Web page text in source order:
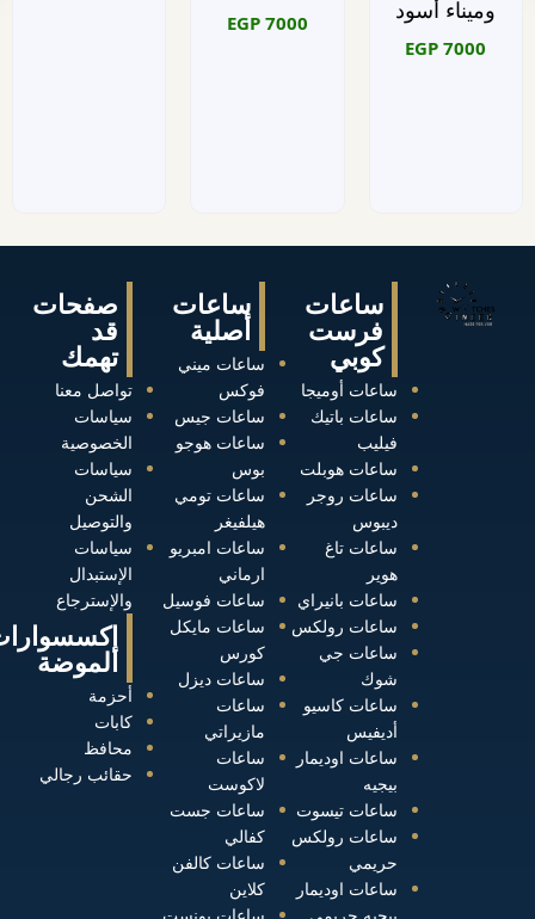
وميناء أسود
EGP 7000
EGP 7000
صفحات
قد
تهمك
تواصل معنا
سياسات
الخصوصية
سياسات
الشحن
والتوصيل
سياسات
الإستبدال
والإسترجاع
الموضة
أحزمة
كابات
محافظ
حقائب رجالي
ساعات
أصلية
ساعات ميني
فوكس
ساعات جيس
ساعات هوجو
بوس
ساعات تومي
هيلفيغر
ساعات امبريو
ارماني
ساعات فوسيل
ساعات مايكل
كورس
ساعات ديزل
ساعات
مازيراتي
ساعات
لاكوست
ساعات جست
كفالي
ساعات كالفن
كلاين
ساعات
فرست
كوبي
ساعات أوميجا
ساعات باتيك
فيليب
ساعات هوبلت
ساعات روجر
ديبوس
ساعات تاغ
هوير
ساعات بانيراي
ساعات رولكس
ساعات جي
شوك
ساعات كاسيو
أديفيس
ساعات اوديمار
بيجيه
ساعات تيسوت
ساعات رولكس
حريمي
ساعات اوديمار